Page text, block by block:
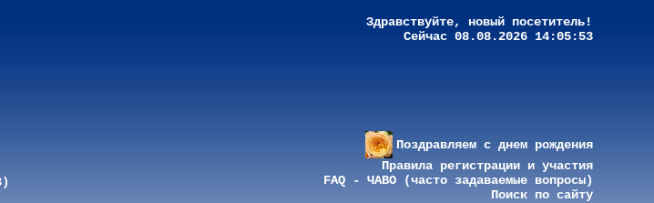
Здравствуйте, новый посетитель!
Сейчас 08.08.2026 14:05:53
Поздравляем с днем рождения
Правила регистрации и участия
FAQ - ЧАВО (часто задаваемые вопросы)
Поиск по сайту